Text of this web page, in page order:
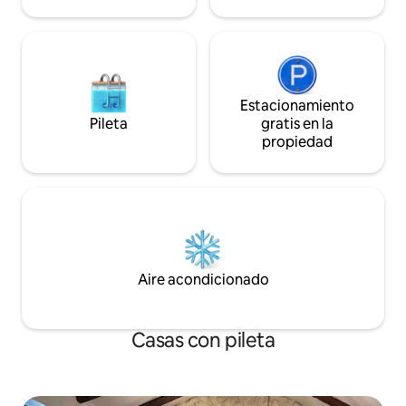
gratuito en la calle.
Pileta
Estacionamiento
gratis en la
propiedad
Aire acondicionado
Casas con pileta